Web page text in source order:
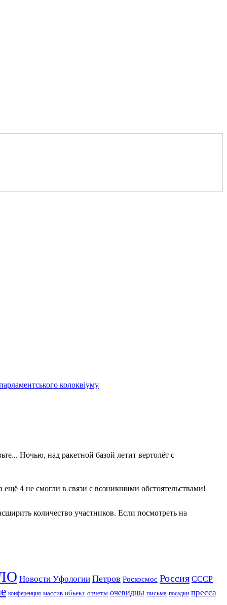
колоквіуму
Ночью, над ракетной базой летит вертолёт с
ещё 4 не смогли в связи с возникшими обстоятельствами!
количество участников. Если посмотреть на
Новости Уфологии Петров Роскосмос Россия СССР
конференция массив объект отчеты очевидцы письма посадки пресса